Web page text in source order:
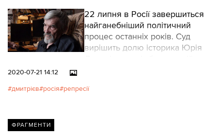
22 липня в Росії завершиться
найганебніший політичний
процес останніх років. Суд
вирішить долю історика Юрія
Йому загрожує до 20 років
2020-07-21 14:12
дмитрієв росія репресії
ФРАГМЕНТИ